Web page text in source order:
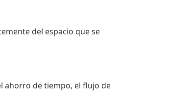
del espacio que se
ahorro de tiempo, el flujo de